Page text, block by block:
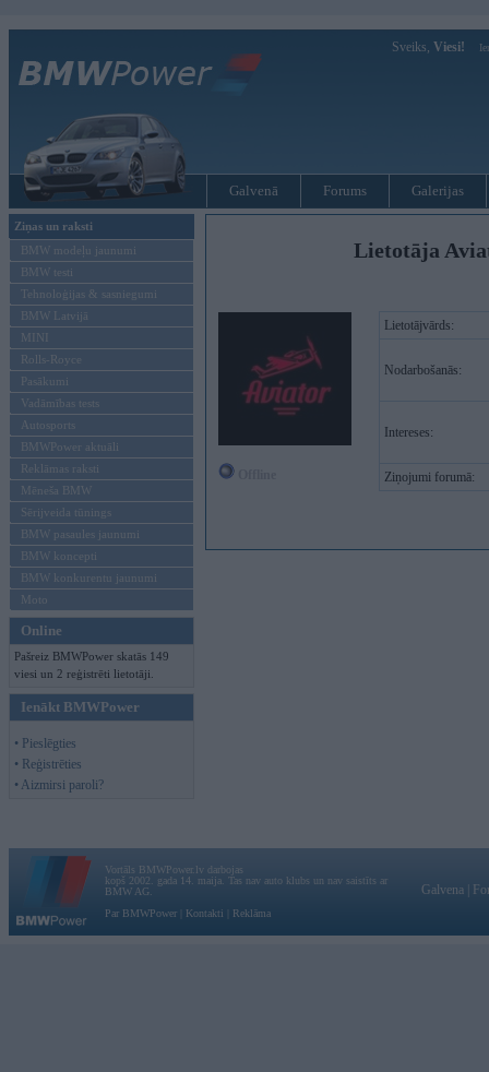
Sveiks, Viesi!
Galvenā Forums Galerijas
Ziņas un raksti
BMW modeļu jaunumi
BMW testi
Tehnoloģijas & sasniegumi
BMW Latvijā
MINI
Rolls-Royce
Pasākumi
Vadāmības tests
Autosports
BMWPower aktuāli
Reklāmas raksti
Mēneša BMW
Sērijveida tūnings
BMW pasaules jaunumi
BMW koncepti
BMW konkurentu jaunumi
Moto
Online
Pašreiz BMWPower skatās 149
viesi un 2 reģistrēti lietotāji.
Ienākt BMWPower
• Pieslēgties
• Reģistrēties
• Aizmirsi paroli?
Lietotāja
Lietotājvārds:
Nodarbošanās:
Intereses:
Ziņojumi forumā:
Vortāls BMWPower.lv darbojas
kopš 2002. gada 14. maija. Tas nav auto klubs un nav saistīts ar
BMW AG.
Par BMWPower
Kontakti Reklāma
Galvena